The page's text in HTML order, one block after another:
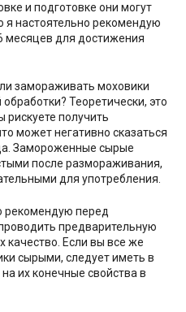
и подготовке они могут
я настоятельно рекомендую
месяцев для достижения
замораживать моховики
Теоретически, это
рискуете получить
может негативно сказаться
Замороженные сырые
после размораживания,
для употребления.
рекомендую перед
предварительную
качество. Если вы все же
сырыми, следует иметь в
их конечные свойства в